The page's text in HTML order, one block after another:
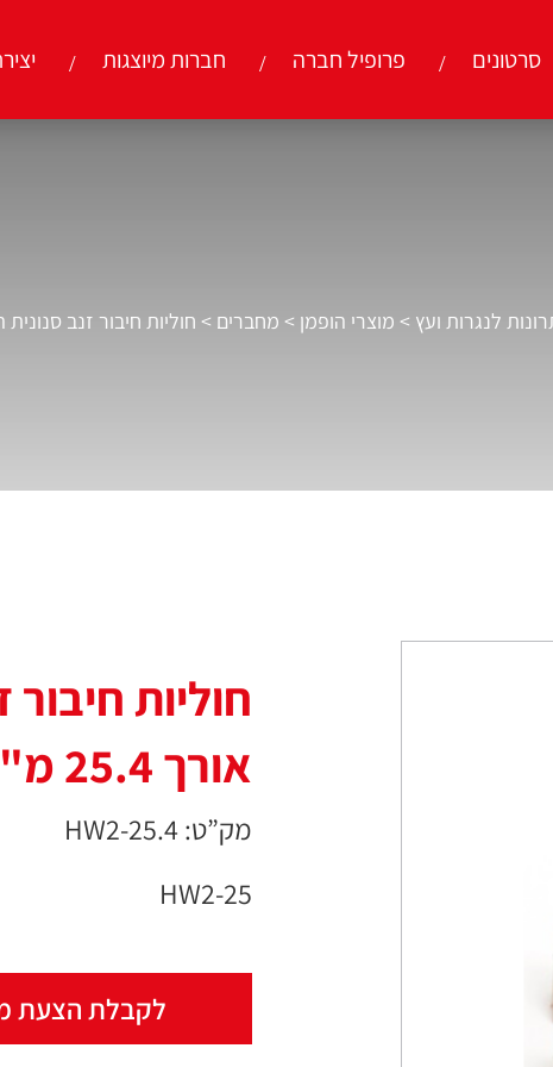
סרטונים פרופיל חברה חברות מיוצגות
לנגרות ועץ > מוצרי הופמן > מחברים > חוליות חיבור זנב סנונית
חוליות חיבור
אורך 25.4 מ"מ
מק”ט: HW2-25.4
HW2-25
לקבלת הצעת